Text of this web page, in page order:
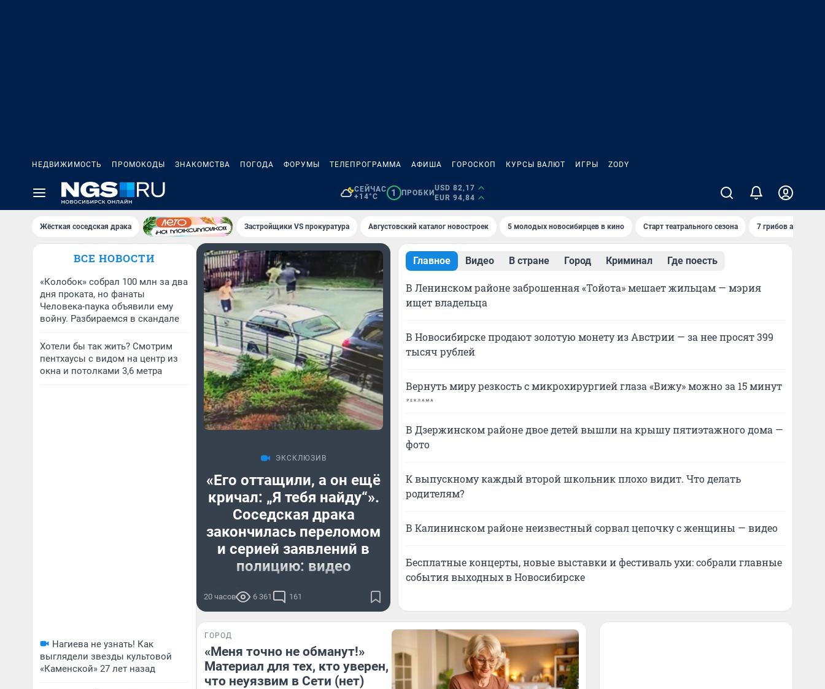
НЕДВИЖИМОСТЬ ПРОМОКОДЫ ЗНАКОМСТВА ПОГОДА ФОРУМЫ ТЕЛЕПРОГРАММА АФИША ГОРОСКОП КУРСЫ ВАЛЮТ ИГРЫ ZODY
СЕЙЧАС
+14°C
1 ПРОБКИ
USD 82,17
EUR 94,84
Жёсткая соседская драка Застройщики VS прокуратура Августовский каталог новостроек 5 молодых новосибирцев в кино Старт театрального сезона 7 грибов августа
ВСЕ НОВОСТИ
«Колобок» собрал 100 млн за два
дня проката, но фанаты
Человека-паука объявили ему
войну. Разбираемся в скандале
Хотели бы так жить? Смотрим
пентхаусы с видом на центр из
окна и потолками 3,6 метра
Нагиева не узнать! Как
выглядели звезды культовой
«Каменской» 27 лет назад
ЭКСКЛЮЗИВ
«Его оттащили, а он ещё
кричал: „Я тебя найду“».
Соседская драка
закончилась переломом
и серией заявлений в
полицию: видео
Конфликт, по словам одного из
участников, возник на пустом
месте и длится уже год, а теперь
дошел до рукоприкладства
20 часов 6 361 161
Главное Видео В стране Город Криминал Где поесть
В Ленинском районе заброшенная «Тойота» мешает жильцам — мэрия
ищет владельца
В Новосибирске продают золотую монету из Австрии — за нее просят 399
тысяч рублей
Вернуть миру резкость с микрохирургией глаза «Вижу» можно за 15 минут
В Дзержинском районе двое детей вышли на крышу пятиэтажного дома —
фото
К выпускному каждый второй школьник плохо видит. Что делать
родителям?
В Калининском районе неизвестный сорвал цепочку с женщины — видео
Бесплатные концерты, новые выставки и фестиваль ухи: собрали главные
события выходных в Новосибирске
ГОРОД
«Меня точно не обманут!»
Материал для тех, кто уверен,
что неуязвим в Сети (нет)